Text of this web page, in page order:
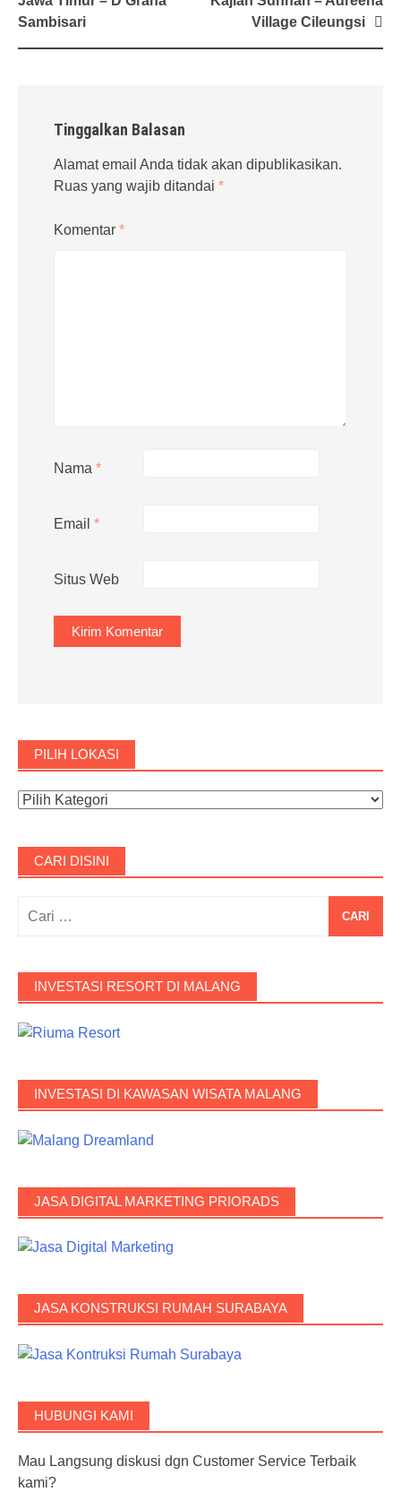
Sambisari
Village Cileungsi
Tinggalkan Balasan
Alamat email Anda tidak akan dipublikasikan.
Ruas yang wajib ditandai *
Komentar *
Nama *
Email *
Situs Web
PILIH LOKASI
CARI DISINI
INVESTASI RESORT DI MALANG
INVESTASI DI KAWASAN WISATA MALANG
JASA DIGITAL MARKETING PRIORADS
JASA KONSTRUKSI RUMAH SURABAYA
HUBUNGI KAMI
Mau Langsung diskusi dgn Customer Service Terbaik
kami?